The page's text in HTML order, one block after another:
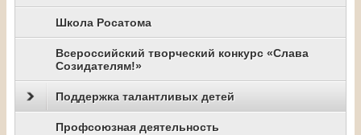
Школа Росатома
Всероссийский творческий конкурс «Слава
Созидателям!»
Поддержка талантливых детей
Профсоюзная деятельность